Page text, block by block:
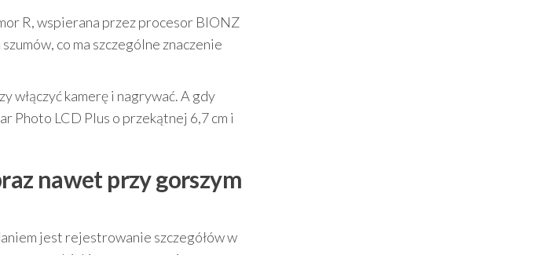
R, wspierana przez procesor BIONZ
co ma szczególne znaczenie
włączyć kamerę i nagrywać. A gdy
Photo LCD Plus o przekątnej 6,7 cm i
nawet przy gorszym
jest rejestrowanie szczegółów w